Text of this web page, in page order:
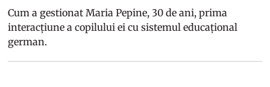
Cum a gestionat Maria Pepine, 30 de ani, prima
interacțiune a copilului ei cu sistemul educațional
german.